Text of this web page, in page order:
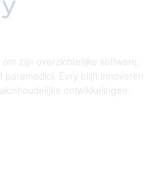
zijn overzichtelijke software,
paramedici. Evry blijft innoveren
ontwikkelingen.